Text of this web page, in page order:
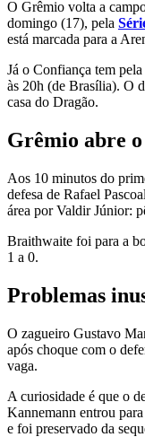
O Grêmio volta a
domingo (17), pela
está marcada para a
Já o Confiança tem
às 20h (de Brasília). O
casa do Dragão.
Grêmio abre
Aos 10 minutos do
defesa de Rafael
área por Valdir Júnior:
Braithwaite foi para a
1 a 0.
Problemas
O zagueiro Gustavo
após choque com o
vaga.
A curiosidade é que o
Kannemann entrou
e foi preservado da